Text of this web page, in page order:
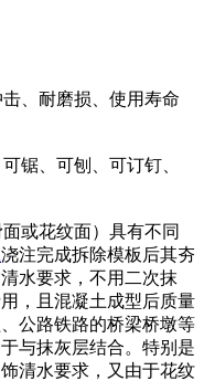
、耐磨损、使用寿命
锯、可刨、可订钉、
或花纹面）具有不同
浇注完成拆除模板后其夯
水要求，不用二次抹
，且混凝土成型后质量
公路铁路的桥梁桥墩等
与抹灰层结合。特别是
清水要求，又由于花纹